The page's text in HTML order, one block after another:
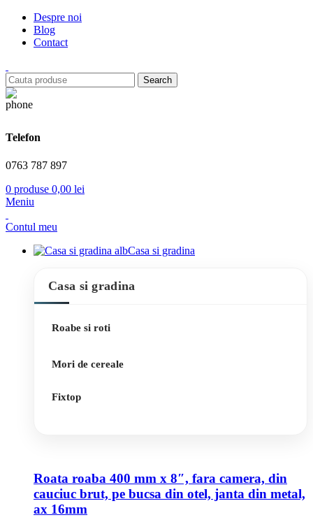
Despre noi
Blog
Contact
Search
Telefon
0763 787 897
0 produse 0,00 lei
Meniu
Contul meu
Casa si gradina
Casa si gradina
Roabe si roti
Mori de cereale
Fixtop
Roata roaba 400 mm x 8″, fara camera, din
cauciuc brut, pe bucsa din otel, janta din metal,
ax 16mm